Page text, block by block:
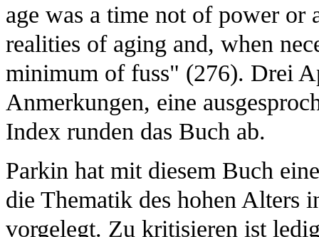
age was a time not of power or
realities of aging and, when
minimum of fuss" (276). Drei
Anmerkungen, eine
Index runden das Buch ab.
Parkin hat mit diesem Buch
die Thematik des hohen Alters
vorgelegt. Zu kritisieren ist